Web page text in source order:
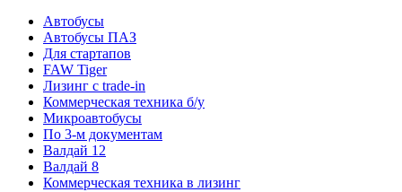
Автобусы
Автобусы ПАЗ
Для стартапов
FAW Tiger
Лизинг с trade-in
Коммерческая техника б/у
Микроавтобусы
По 3-м документам
Валдай 12
Валдай 8
Коммерческая техника в лизинг